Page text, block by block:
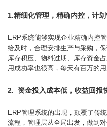
1.精细化管理，精确内控，计
ERP系统能够实现企业精确内控
给及时，合理安排生产与采购，
库存积压、物料过期、库存资金
用成功率也很高，每天有百万的用
2. 资金投入成本低，收益回报
ERP管理系统的出现，颠覆了传
流程，管理层从全局出发，做到